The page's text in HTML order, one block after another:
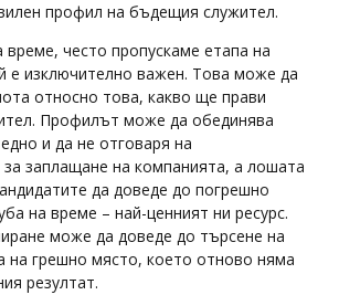
профил на бъдещия служител.
време, често пропускаме етапа на
е изключително важен. Това може да
относно това, какво ще прави
Профилът може да обединява
и да не отговаря на
заплащане на компанията, а лошата
да доведе до погрешно
на време – най-ценният ни ресурс.
може да доведе до търсене на
на грешно място, което отново няма
резултат.